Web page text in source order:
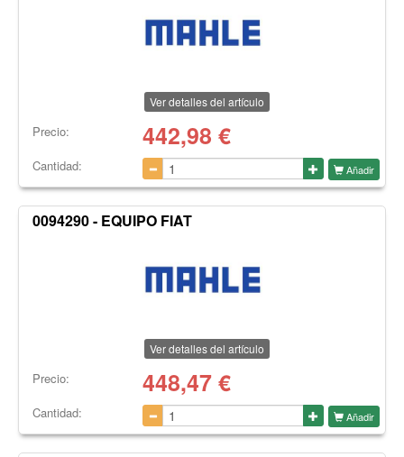
Ver detalles del artículo
Precio: 442,98 €
Cantidad: Añadir
0094290 - EQUIPO FIAT
Ver detalles del artículo
Precio: 448,47€
Cantidad: Añadir